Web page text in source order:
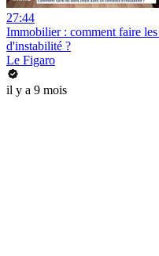
27:44
Immobilier : comment faire
d'instabilité ?
Le Figaro
il y a 9 mois